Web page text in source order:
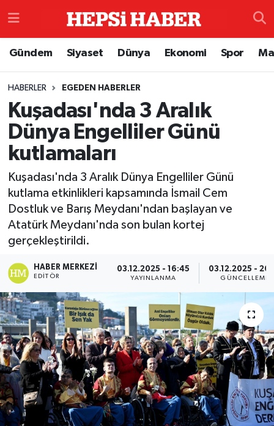
Gündem Siyaset Dünya Ekonomi Spor
HABERLER EGEDEN HABERLER
Kuşadası'nda 3 Aralık
Dünya Engelliler Günü
kutlamaları
Kuşadası'nda 3 Aralık Dünya Engelliler Günü
kutlama etkinlikleri kapsamında İsmail Cem
Dostluk ve Barış Meydanı'ndan başlayan ve
Atatürk Meydanı'nda son bulan kortej
gerçekleştirildi.
HABER MERKEZI
EDITÖR
03.12.2025 - 16:45
YAYINLANMA
03.12.2025 -
GÜNCELLEME
Çevre
Dünya
Eğitim
Ekonomi
Gündem
Magazin
Özel Haber
Sağlık
Siyaset
Son Dakika
İzmir Namaz Vakitleri
İstanbul Trafik Yoğunluk Haritası
Süper Lig Puan Durumu ve Fikstür
Tüm Manşetler
Son Dakika Haberleri
Haber Arşivi